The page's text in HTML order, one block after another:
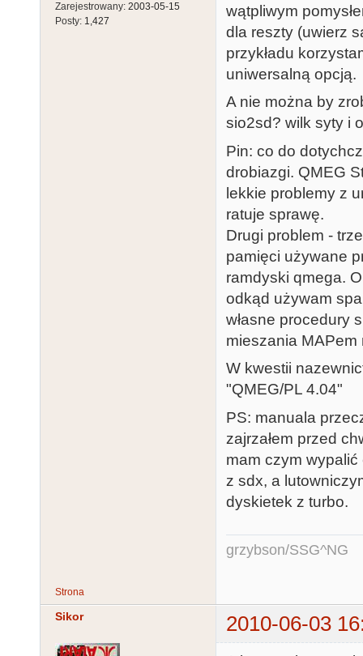
Zarejestrowany: 2003-05-15
Posty: 1,427
wątpliwym
dla reszty (uwierz
przykładu
uniwersalną opcją.
A nie można by
sio2sd? wilk syty i
Pin: co do
drobiazgi. QMEG
lekkie problemy z
ratuje sprawę.
Drugi problem -
pamięci używane
ramdyski qmega.
odkąd używam
własne procedury
mieszania
W kwestii
"QMEG/PL 4.04"
PS: manuala
zajrzałem przed
mam czym
z sdx, a
dyskietek z turbo.
grzybson/SSG^NG
Strona
Sikor 2010-06-03